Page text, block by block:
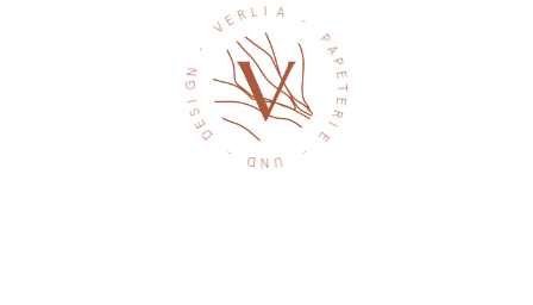
-
VERL I A
-
P
A
P
E
T
E
R
I
E
-
U
N
D
-
D
E
S
I
G
N